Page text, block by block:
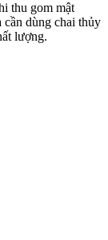
thu gom mật
cần dùng chai thủy
lượng.